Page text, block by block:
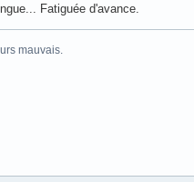
Fatiguée d'avance.
mauvais.